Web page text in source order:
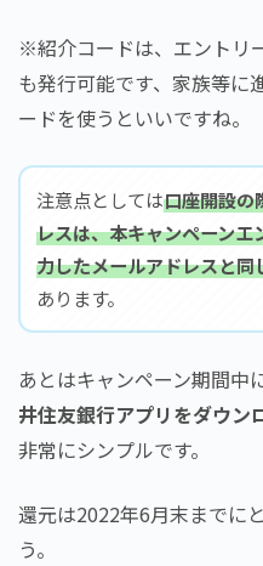
※紹介コードは、エントリ
も発行可能です、家族等に
ードを使うといいですね。
注意点としては口座開設の
レスは、本キャンペーンエ
力したメールアドレスと同
あります。
あとはキャンペーン期間中
井住友銀行アプリをダウン
非常にシンプルです。
還元は2022年6月末までに
う。